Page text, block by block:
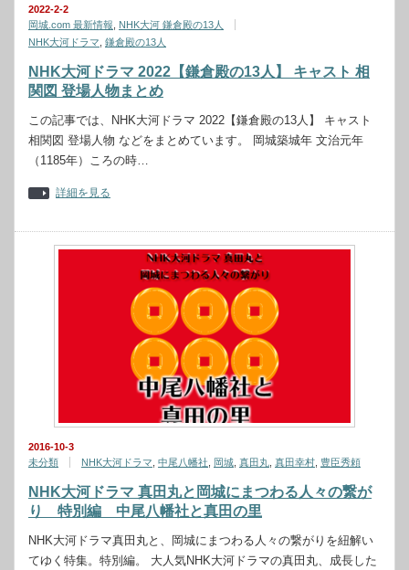
2022-2-2
岡城.com 最新情報
NHK大河 鎌倉殿の13人
NHK大河ドラマ 鎌倉殿の13人
NHK大河ドラマ 2022【鎌倉殿の13人】 キャスト 相
関図 登場人物まとめ
この記事では、NHK大河ドラマ 2022【鎌倉殿の13人】 キャスト
相関図 登場人物 などをまとめています。 岡城築城年 文治元年
（1185年）ころの時…
詳細を見る
2016-10-3
未分類
NHK大河ドラマ 中尾八幡社 岡城 真田丸 真田幸村 豊臣秀頼
NHK大河ドラマ 真田丸と岡城にまつわる人々の繋が
り 特別編 中尾八幡社と真田の里
NHK大河ドラマ真田丸と、岡城にまつわる人々の繋がりを紐解い
てゆく特集。特別編。 大人気NHK大河ドラマの真田丸、成長した